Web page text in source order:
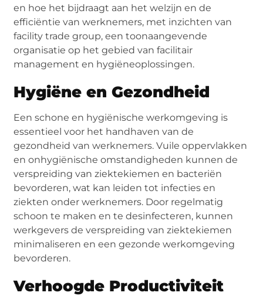
en hoe het bijdraagt aan het welzijn en de
efficiëntie van werknemers, met inzichten van
facility trade group, een toonaangevende
organisatie op het gebied van facilitair
management en hygiëneoplossingen.
Hygiëne en Gezondheid
Een schone en hygiënische werkomgeving is
essentieel voor het handhaven van de
gezondheid van werknemers. Vuile oppervlakken
en onhygiënische omstandigheden kunnen de
verspreiding van ziektekiemen en bacteriën
bevorderen, wat kan leiden tot infecties en
ziekten onder werknemers. Door regelmatig
schoon te maken en te desinfecteren, kunnen
werkgevers de verspreiding van ziektekiemen
minimaliseren en een gezonde werkomgeving
bevorderen.
Verhoogde Productiviteit